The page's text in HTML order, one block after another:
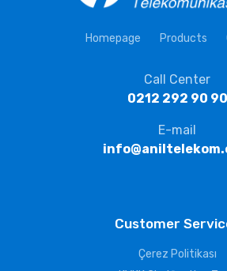
Homepage Products
Call Center
0212 292 90 90
E-mail
Customer
Çerez Politikası